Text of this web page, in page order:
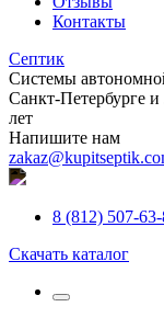
Контакты
Септик
Системы
Санкт-Петербурге и
лет
Напишите нам
8 (812) 507-
Скачать каталог